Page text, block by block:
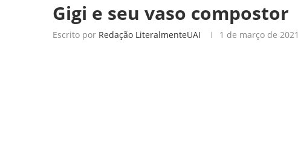
Gigi e seu vaso compostor
Escrito por Redação LiteralmenteUAI 1 de março de 2021